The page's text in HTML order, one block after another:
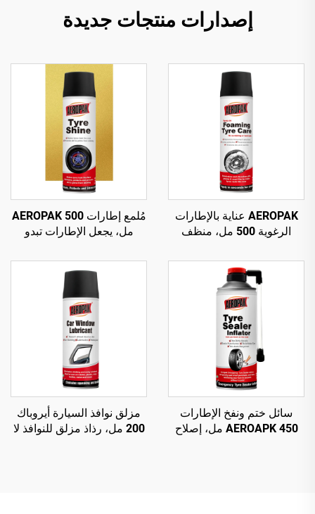
إصدارات منتجات جديدة
AEROPAK عناية بالإطارات
الرغوية 500 مل، منظف
فركًا أو جهدًا كبيرًا
مُلمع إطارات AEROPAK 500
مل، يجعل الإطارات تبدو
للعناية بالإطارات
سائل ختم ونفخ الإطارات
AEROAPK 450 مل، إصلاح
مزلق نوافذ السيارة أيروباك
200 مل، رذاذ مزلق للنوافذ لا